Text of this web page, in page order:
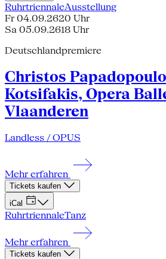
RuhrtriennaleAusstellung
Fr 04.09.2620 Uhr
Sa 05.09.2618 Uhr
Deutschlandpremiere
Christos
Kotsifakis, Opera
Vlaanderen
Landless / OPUS
Mehr erfahren
Tickets kaufen
iCal
RuhrtriennaleTanz
Mehr erfahren
Tickets kaufen